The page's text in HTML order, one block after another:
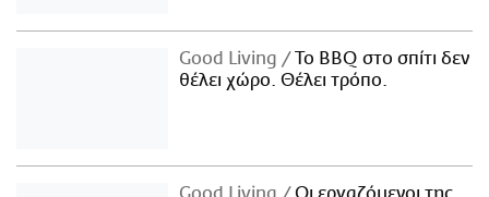
Good Living
Το BBQ στο σπίτι δεν
θέλει χώρο. Θέλει τρόπο.